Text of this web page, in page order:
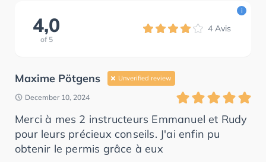
4,0
of 5
4 Avis
i
Maxime Pötgens Unverified review
December 10, 2024
Merci à mes 2 instructeurs Emmanuel et Rudy
pour leurs précieux conseils. J'ai enfin pu
obtenir le permis grâce à eux